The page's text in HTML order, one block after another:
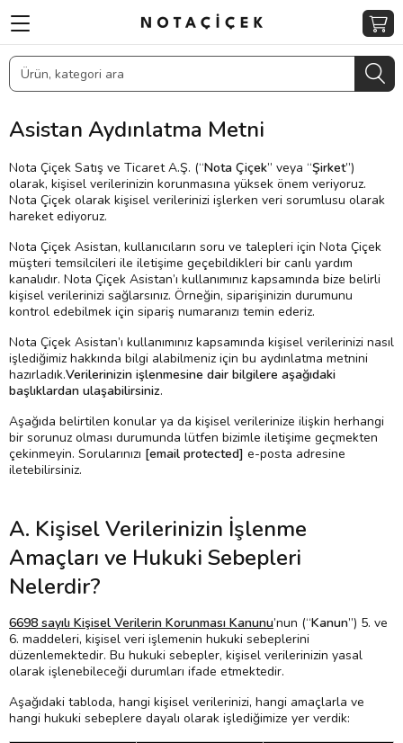
Asistan Aydınlatma Metni
Nota Çiçek Satış ve Ticaret A.Ş. (“Nota Çiçek” veya “Şirket”)
olarak, kişisel verilerinizin korunmasına yüksek önem veriyoruz.
Nota Çiçek olarak kişisel verilerinizi işlerken veri sorumlusu olarak
hareket ediyoruz.
Nota Çiçek Asistan, kullanıcıların soru ve talepleri için Nota Çiçek
müşteri temsilcileri ile iletişime geçebildikleri bir canlı yardım
kanalıdır. Nota Çiçek Asistan’ı kullanımınız kapsamında bize belirli
kişisel verilerinizi sağlarsınız. Örneğin, siparişinizin durumunu
kontrol edebilmek için sipariş numaranızı temin ederiz.
Nota Çiçek Asistan’ı kullanımınız kapsamında kişisel verilerinizi nasıl
işlediğimiz hakkında bilgi alabilmeniz için bu aydınlatma metnini
hazırladık.Verilerinizin işlenmesine dair bilgilere aşağıdaki
başlıklardan ulaşabilirsiniz.
Aşağıda belirtilen konular ya da kişisel verilerinize ilişkin herhangi
bir sorunuz olması durumunda lütfen bizimle iletişime geçmekten
çekinmeyin. Sorularınızı [email protected] e-posta adresine
iletebilirsiniz.
A. Kişisel Verilerinizin İşlenme
Amaçları ve Hukuki Sebepleri
Nelerdir?
6698 sayılı Kişisel Verilerin Korunması Kanunu’nun (“Kanun”) 5. ve
6. maddeleri, kişisel veri işlemenin hukuki sebeplerini
düzenlemektedir. Bu hukuki sebepler, kişisel verilerinizin yasal
olarak işlenebileceği durumları ifade etmektedir.
Aşağıdaki tabloda, hangi kişisel verilerinizi, hangi amaçlarla ve
hangi hukuki sebeplere dayalı olarak işlediğimize yer verdik: